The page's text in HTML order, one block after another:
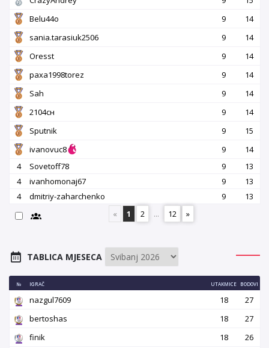
Belu44o
9
14
sania.tarasiuk2506
9
14
Oresst
9
14
paxa1998torez
9
14
Sah
9
14
2104сн
9
14
Sputnik
9
15
ivanovuc8
9
14
4
Sovetoff78 9
13
4
ivanhomonaj67 9
13
4
dmitriy-zaharchenko 9
13
«
1 2 ... 12 »
TABLICA MJESECA
№ IGRAČ UTAKMICE BODOVI
nazgul7609 18
27
bertoshas
18
27
finik
18
26